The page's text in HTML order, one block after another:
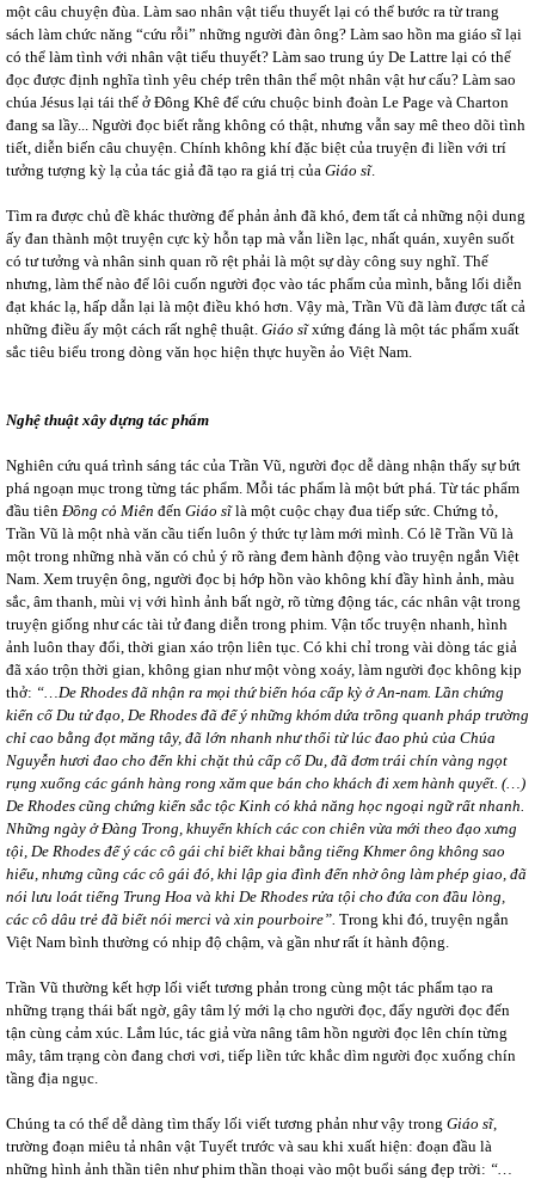
một câu chuyện đùa. Làm sao nhân vật tiểu thuyết lại có thể bước ra từ trang
sách làm chức năng “cứu rỗi” những người đàn ông? Làm sao hồn ma giáo sĩ lại
có thể làm tình với nhân vật tiểu thuyết? Làm sao trung úy De Lattre lại có thể
đọc được định nghĩa tình yêu chép trên thân thể một nhân vật hư cấu? Làm sao
chúa Jésus lại tái thế ở Đông Khê để cứu chuộc binh đoàn Le Page và Charton
đang sa lầy... Người đọc biết rằng không có thật, nhưng vẫn say mê theo dõi tình
tiết, diễn biến câu chuyện. Chính không khí đặc biệt của truyện đi liền với trí
tưởng tượng kỳ lạ của tác giả đã tạo ra giá trị của Giáo sĩ.
Tìm ra được chủ đề khác thường để phản ảnh đã khó, đem tất cả những nội dung
ấy đan thành một truyện cực kỳ hỗn tạp mà vẫn liền lạc, nhất quán, xuyên suốt
có tư tưởng và nhân sinh quan rõ rệt phải là một sự dày công suy nghĩ. Thế
nhưng, làm thế nào để lôi cuốn người đọc vào tác phẩm của mình, bằng lối diễn
đạt khác lạ, hấp dẫn lại là một điều khó hơn. Vậy mà, Trần Vũ đã làm được tất cả
những điều ấy một cách rất nghệ thuật. Giáo sĩxứng đáng là một tác phẩm xuất
sắc tiêu biểu trong dòng văn học hiện thực huyền ảo Việt Nam.
Nghệ thuật xây dựng tác phẩm
Nghiên cứu quá trình sáng tác của Trần Vũ, người đọc dễ dàng nhận thấy sự bứt
phá ngoạn mục trong từng tác phẩm. Mỗi tác phẩm là một bứt phá. Từ tác phẩm
đầu tiên Đồng cỏ Miên đến Giáo sĩlà một cuộc chạy đua tiếp sức. Chứng tỏ,
Trần Vũ là một nhà văn cầu tiến luôn ý thức tự làm mới mình. Có lẽ Trần Vũ là
một trong những nhà văn có chủ ý rõ ràng đem hành động vào truyện ngắn Việt
Nam. Xem truyện ông, người đọc bị hớp hồn vào không khí đầy hình ảnh, màu
sắc, âm thanh, mùi vị với hình ảnh bất ngờ, rõ từng động tác, các nhân vật trong
truyện giống như các tài tử đang diễn trong phim. Vận tốc truyện nhanh, hình
ảnh luôn thay đổi, thời gian xáo trộn liên tục. Có khi chỉ trong vài dòng tác giả
đã xáo trộn thời gian, không gian như một vòng xoáy, làm người đọc không kịp
thở: “…De Rhodes đã nhận ra mọi thứ biến hóa cấp kỳ ở An-nam. Lần chứng
kiến cố Du tử đạo, De Rhodes đã để ý những khóm dứa trồng quanh pháp trường
chỉ cao bằng đọt măng tây, đã lớn nhanh như thổi từ lúc đao phủ của Chúa
Nguyễn hươi đao cho đến khi chặt thủ cấp cố Du, đã đơm trái chín vàng ngọt
rụng xuống các gánh hàng rong xăm que bán cho khách đi xem hành quyết. (…)
De Rhodes cũng chứng kiến sắc tộc Kinh có khả năng học ngoại ngữ rất nhanh.
Những ngày ở Đàng Trong, khuyến khích các con chiên vừa mới theo đạo xưng
tội, De Rhodes để ý các cô gái chỉ biết khai bằng tiếng Khmer ông không sao
hiểu, nhưng cũng các cô gái đó, khi lập gia đình đến nhờ ông làm phép giao, đã
nói lưu loát tiếng Trung Hoa và khi De Rhodes rửa tội cho đứa con đầu lòng,
các cô dâu trẻ đã biết nói merci và xin pourboire”. Trong khi đó, truyện ngắn
Việt Nam bình thường có nhịp độ chậm, và gần như rất ít hành động.
Trần Vũ thường kết hợp lối viết tương phản trong cùng một tác phẩm tạo ra
những trạng thái bất ngờ, gây tâm lý mới lạ cho người đọc, đẩy người đọc đến
tận cùng cảm xúc. Lắm lúc, tác giả vừa nâng tâm hồn người đọc lên chín từng
mây, tâm trạng còn đang chơi vơi, tiếp liền tức khắc dìm người đọc xuống chín
tầng địa ngục.
Chúng ta có thể dễ dàng tìm thấy lối viết tương phản như vậy trong Giáo sĩ,
trường đoạn miêu tả nhân vật Tuyết trước và sau khi xuất hiện: đoạn đầu là
những hình ảnh thần tiên như phim thần thoại vào một buổi sáng đẹp trời: “…